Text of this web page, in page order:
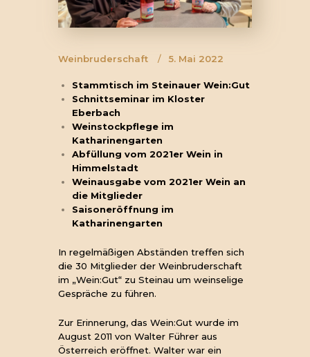
Weinbruderschaft 5. Mai 2022
Stammtisch im Steinauer Wein:Gut
Schnittseminar im Kloster
Eberbach
Weinstockpflege im
Katharinengarten
Abfüllung vom 2021er Wein in
Himmelstadt
Weinausgabe vom 2021er Wein an
die Mitglieder
Saisoneröffnung im
Katharinengarten
In regelmäßigen Abständen treffen sich
die 30 Mitglieder der Weinbruderschaft
im „Wein:Gut“ zu Steinau um weinselige
Gespräche zu führen.
Zur Erinnerung, das Wein:Gut wurde im
August 2011 von Walter Führer aus
Österreich eröffnet. Walter war ein